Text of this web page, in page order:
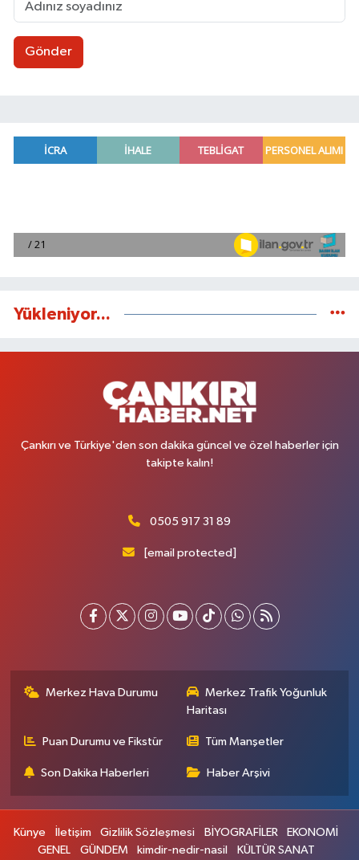
Gönder
Yükleniyor...
Çankırı ve Türkiye'den son dakika güncel ve özel haberler için
takipte kalın!
0505 917 31 89
[email protected]
Merkez Hava Durumu
Merkez Trafik Yoğunluk
Haritası
Puan Durumu ve Fikstür Tüm Manşetler
Son Dakika Haberleri Haber Arşivi
Künye İletişim Gizlilik Sözleşmesi BİYOGRAFİLER
EKONOMİ
GENEL
GÜNDEM kimdir-nedir-nasil KÜLTÜR SANAT